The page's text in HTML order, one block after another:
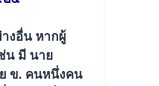
งอื่น หากผู้
น มี นาย
ข. คนหนึ่งคน